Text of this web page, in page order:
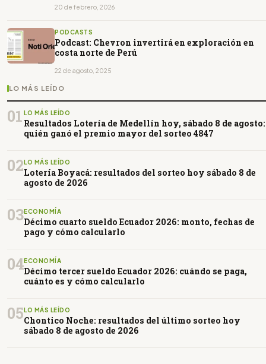
20 de febrero, 2026
PODCASTS
Podcast: Chevron invertirá en exploración en
costa norte de Perú
22 de agosto, 2025
LO MÁS LEÍDO
01 LO MÁS LEÍDO
Resultados Lotería de Medellín hoy, sábado 8 de agosto:
quién ganó el premio mayor del sorteo 4847
02LO MÁS LEÍDO
Lotería Boyacá: resultados del sorteo hoy sábado 8 de
agosto de 2026
03ECONOMÍA
Décimo cuarto sueldo Ecuador 2026: monto, fechas de
pago y cómo calcularlo
04ECONOMÍA
Décimo tercer sueldo Ecuador 2026: cuándo se paga,
cuánto es y cómo calcularlo
05LO MÁS LEÍDO
Chontico Noche: resultados del último sorteo hoy
sábado 8 de agosto de 2026